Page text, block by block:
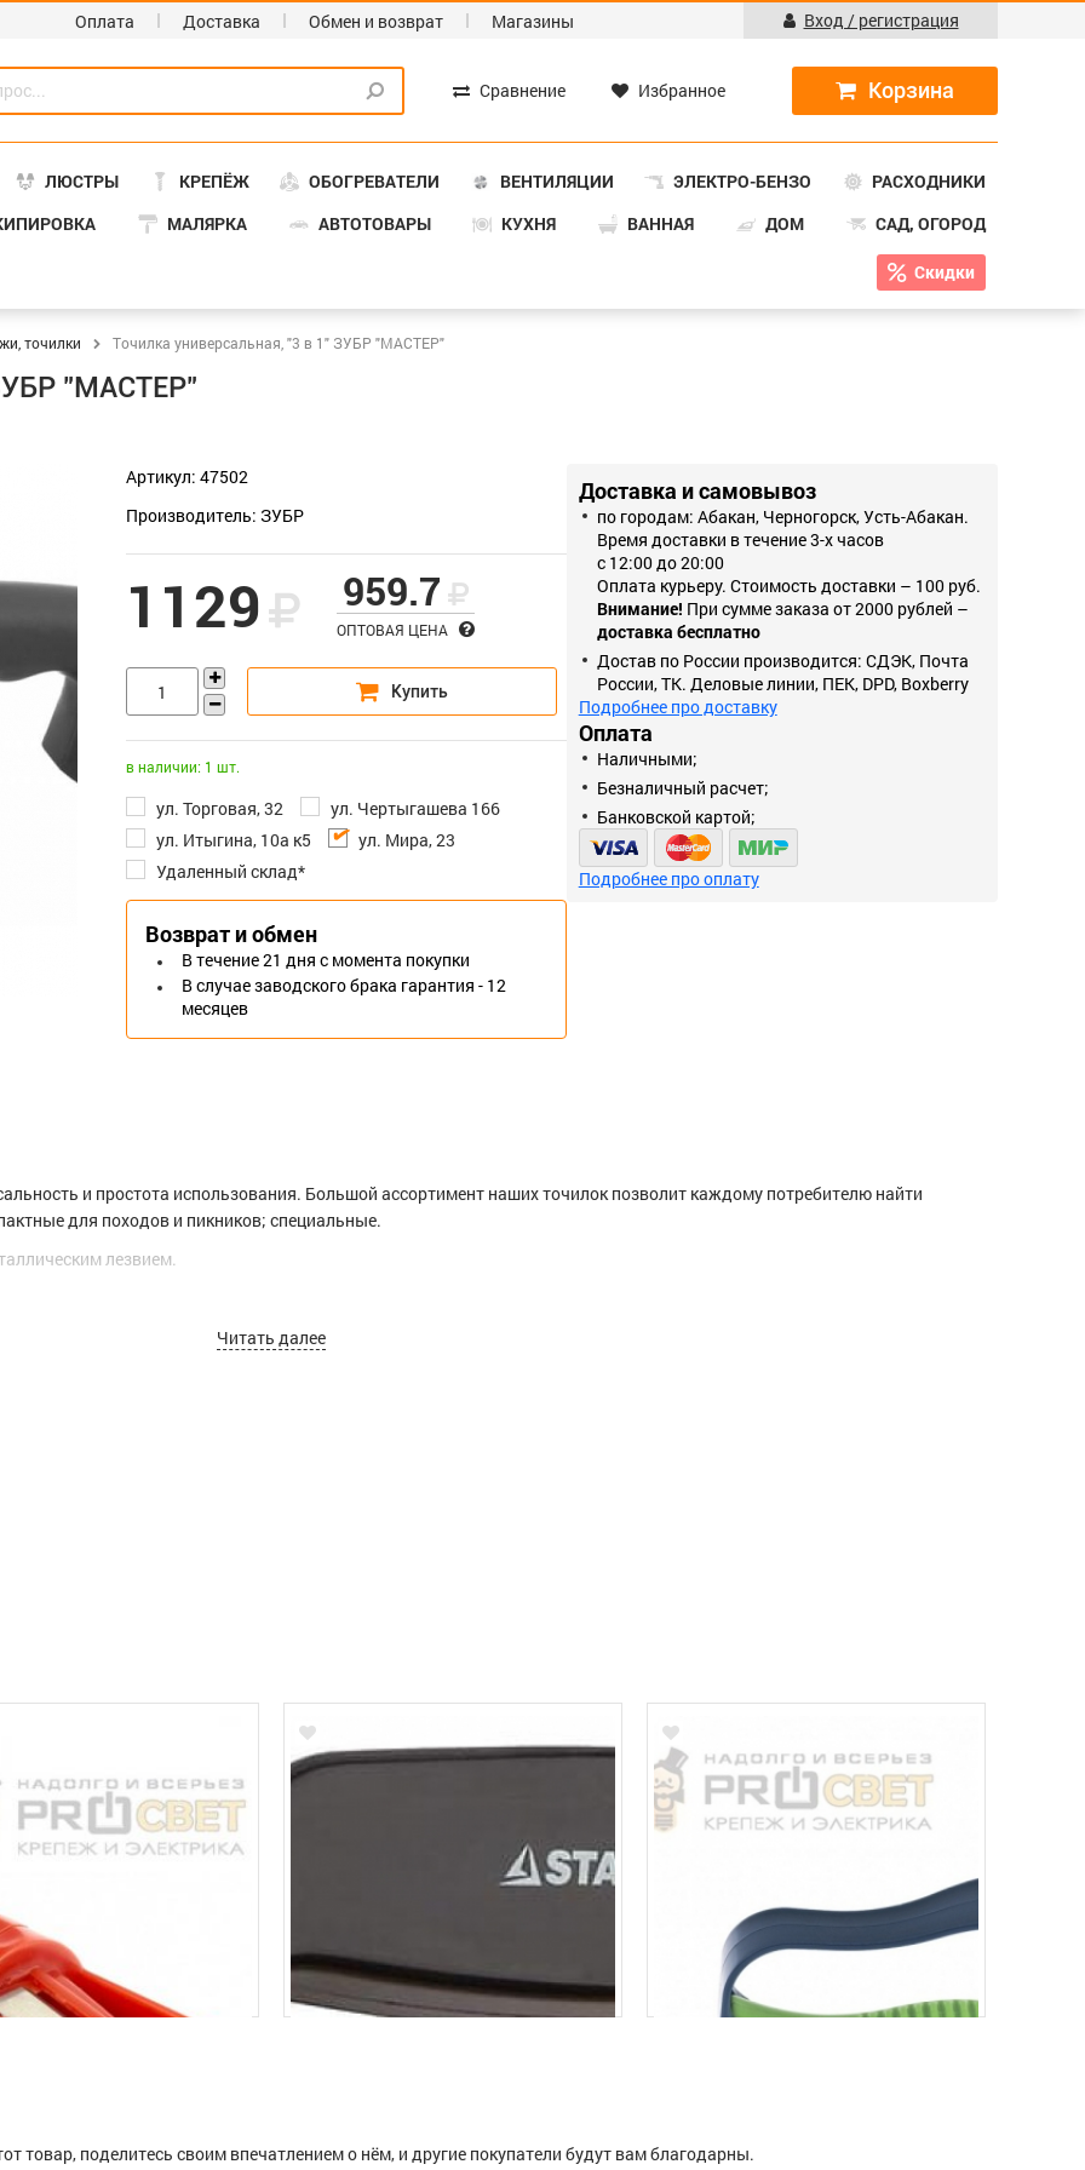
Оплата Доставка Обмен и возврат Магазины Вход / регистрация
Сравнение Избранное
ЛЮСТРЫ КРЕПЁЖ ОБОГРЕВАТЕЛИ ВЕНТИЛЯЦИИ ЭЛЕКТРО-БЕНЗО
РАСХОДНИКИ
МАЛЯРКА АВТОТОВАРЫ КУХНЯ ВАННАЯ ДОМ САД, ОГОРОД
Скидки
точилки Точилка универсальная, "3 в 1" ЗУБР "МАСТЕР"
"МАСТЕР"
Артикул: 47502
Производитель: ЗУБР
1129 959.7
ОПТОВАЯ ЦЕНА
в наличии: 1 шт.
ул. Торговая, 32
ул. Чертыгашева 166
ул. Итыгина, 10а к5
ул. Мира, 23
Удаленный склад*
Возврат и обмен
В течение 21 дня с момента покупки
В случае заводского брака гарантия - 12
месяцев
Доставка и самовывоз
по городам: Абакан, Черногорск, Усть-Абакан.
Время доставки в течение 3-х часов
с 12:00 до 20:00
Оплата курьеру. Стоимость доставки – 100 руб.
Внимание! При сумме заказа от 2000 рублей –
доставка бесплатно
Достав по России производится: СДЭК, Почта
России, ТК. Деловые линии, ПЕК, DPD, Boxberry
Подробнее про доставку
Оплата
Наличными;
Безналичный расчет;
Банковской картой;
Подробнее про оплату
и простота использования. Большой ассортимент наших точилок позволит каждому потребителю найти
для походов и пикников; специальные.
лезвием.
Читать далее
товар, поделитесь своим впечатлением о нём, и другие покупатели будут вам благодарны.